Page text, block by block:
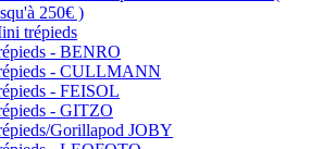
250€ )
trépieds
- BENRO
- CULLMANN
- FEISOL
- GITZO
Gorillapod JOBY